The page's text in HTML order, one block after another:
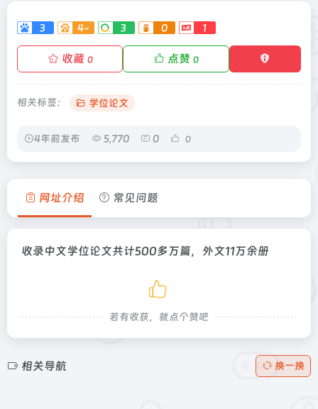
3 4- 3 0 1
收藏 0 点赞 0
相关标签： 学位论文
4年前发布 5,770 0 0
网址介绍 常见问题
收录中文学位论文共计500多万篇，外文11万余册
若有收获，就点个赞吧
相关导航 换一换